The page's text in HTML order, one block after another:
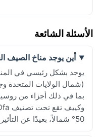
الأسئلة الشائعة
أين يوجد مناخ الصيف
يوجد بشكل رئيسي في
(شمال الولايات المتحدة
بما في ذلك أجزاء من
50° شمالاً، بعيدًا عن التأثيرات المعتدلة للمحيطات.